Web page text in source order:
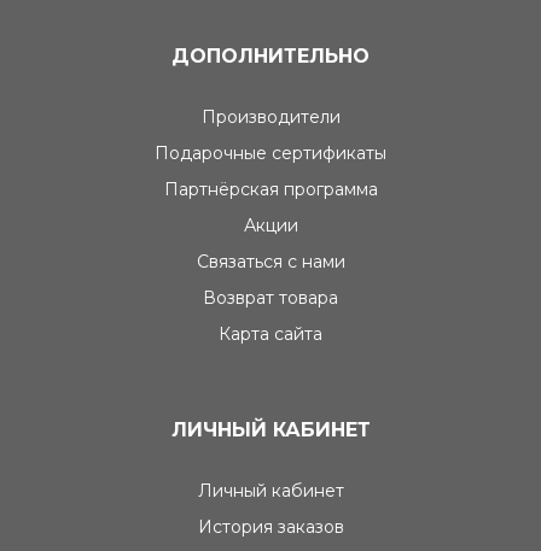
ДОПОЛНИТЕЛЬНО
Производители
Подарочные сертификаты
Партнёрская программа
Акции
Связаться с нами
Возврат товара
Карта сайта
ЛИЧНЫЙ КАБИНЕТ
Личный кабинет
История заказов